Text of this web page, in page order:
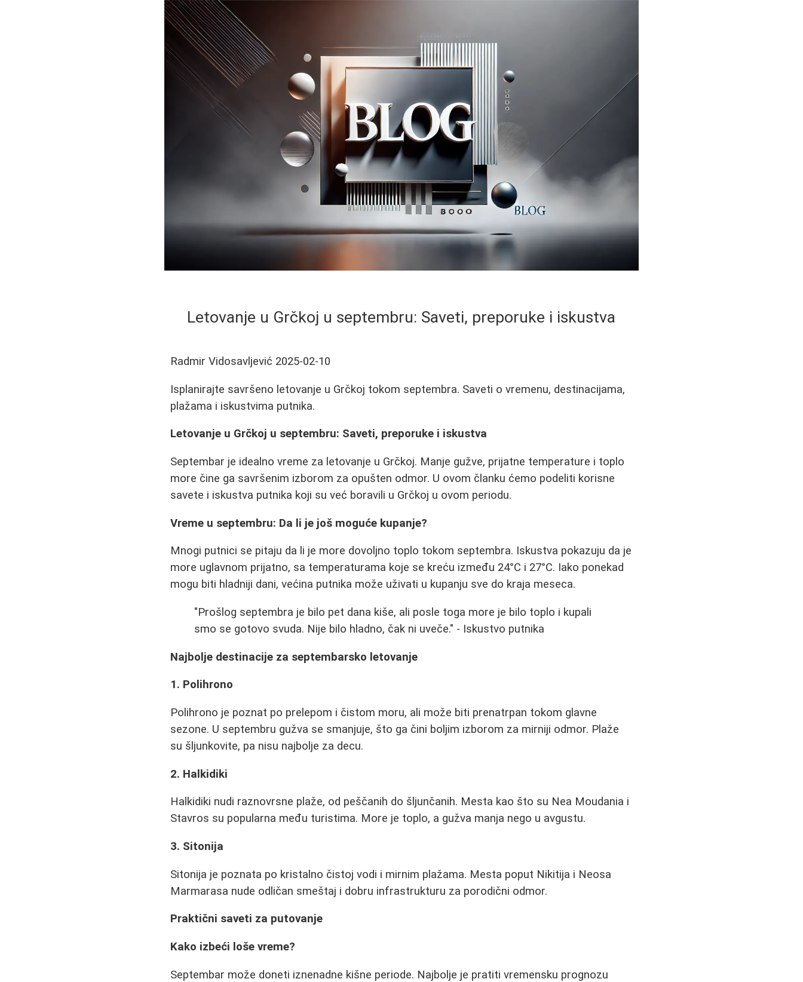
Letovanje u Grčkoj u septembru: Saveti, preporuke i iskustva
Radmir Vidosavljević 2025-02-10
Isplanirajte savršeno letovanje u Grčkoj tokom septembra. Saveti o vremenu, destinacijama,
plažama i iskustvima putnika.
Letovanje u Grčkoj u septembru: Saveti, preporuke i iskustva
Septembar je idealno vreme za letovanje u Grčkoj. Manje gužve, prijatne temperature i toplo
more čine ga savršenim izborom za opušten odmor. U ovom članku ćemo podeliti korisne
savete i iskustva putnika koji su već boravili u Grčkoj u ovom periodu.
Vreme u septembru: Da li je još moguće kupanje?
Mnogi putnici se pitaju da li je more dovoljno toplo tokom septembra. Iskustva pokazuju da je
more uglavnom prijatno, sa temperaturama koje se kreću između 24°C i 27°C. Iako ponekad
mogu biti hladniji dani, većina putnika može uživati u kupanju sve do kraja meseca.
"Prošlog septembra je bilo pet dana kiše, ali posle toga more je bilo toplo i kupali
smo se gotovo svuda. Nije bilo hladno, čak ni uveče." - Iskustvo putnika
Najbolje destinacije za septembarsko letovanje
1. Polihrono
Polihrono je poznat po prelepom i čistom moru, ali može biti prenatrpan tokom glavne
sezone. U septembru gužva se smanjuje, što ga čini boljim izborom za mirniji odmor. Plaže
su šljunkovite, pa nisu najbolje za decu.
2. Halkidiki
Halkidiki nudi raznovrsne plaže, od peščanih do šljunčanih. Mesta kao što su Nea Moudania i
Stavros su popularna među turistima. More je toplo, a gužva manja nego u avgustu.
3. Sitonija
Sitonija je poznata po kristalno čistoj vodi i mirnim plažama. Mesta poput Nikitija i Neosa
Marmarasa nude odličan smeštaj i dobru infrastrukturu za porodični odmor.
Praktični saveti za putovanje
Kako izbeći loše vreme?
Septembar može doneti iznenadne kišne periode. Najbolje je pratiti vremensku prognozu